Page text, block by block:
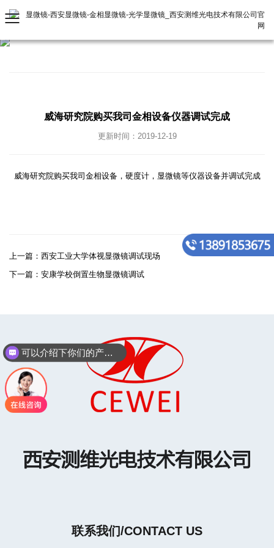
威海研究院购买我司金相设备仪器调试完成
更新时间：2019-12-19
威海研究院购买我司金相设备，硬度计，显微镜等仪器设备并调试完成
上一篇： 西安工业大学体视显微镜调试现场
下一篇： 安康学校倒置生物显微镜调试
联系我们/CONTACT US
可以介绍下你们的产品么？